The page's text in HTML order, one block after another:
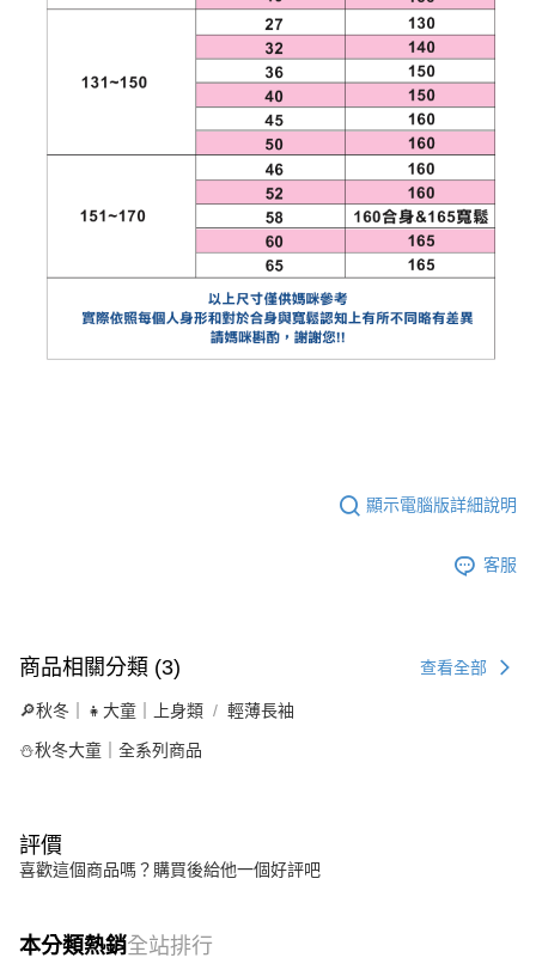
顯示電腦版詳細說明
客服
商品相關分類 (3) 查看全部
🔎秋冬｜👧大童｜上身類 輕薄長袖
⛄秋冬大童｜全系列商品
評價
喜歡這個商品嗎？購買後給他一個好評吧
本分類熱銷全站排行